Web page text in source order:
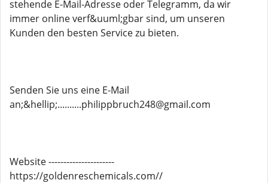
stehende E-Mail-Adresse oder Telegramm, da wir
immer online verf&uuml;gbar sind, um unseren
Kunden den besten Service zu bieten.
Senden Sie uns eine E-Mail
an;&hellip;..........philippbruch248@gmail.com
Website ----------------------
https://goldenreschemicals.com//